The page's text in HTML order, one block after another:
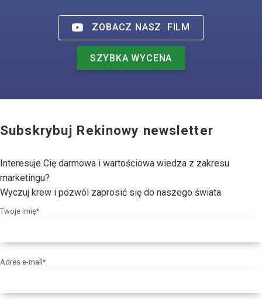
ZOBACZ NASZ FILM
SZYBKA WYCENA
Subskrybuj Rekinowy newsletter
Interesuje Cię darmowa i wartościowa wiedza z zakresu
marketingu?
Wyczuj krew i pozwól zaprosić się do naszego świata.
Twoje imię*
Adres e-mail*